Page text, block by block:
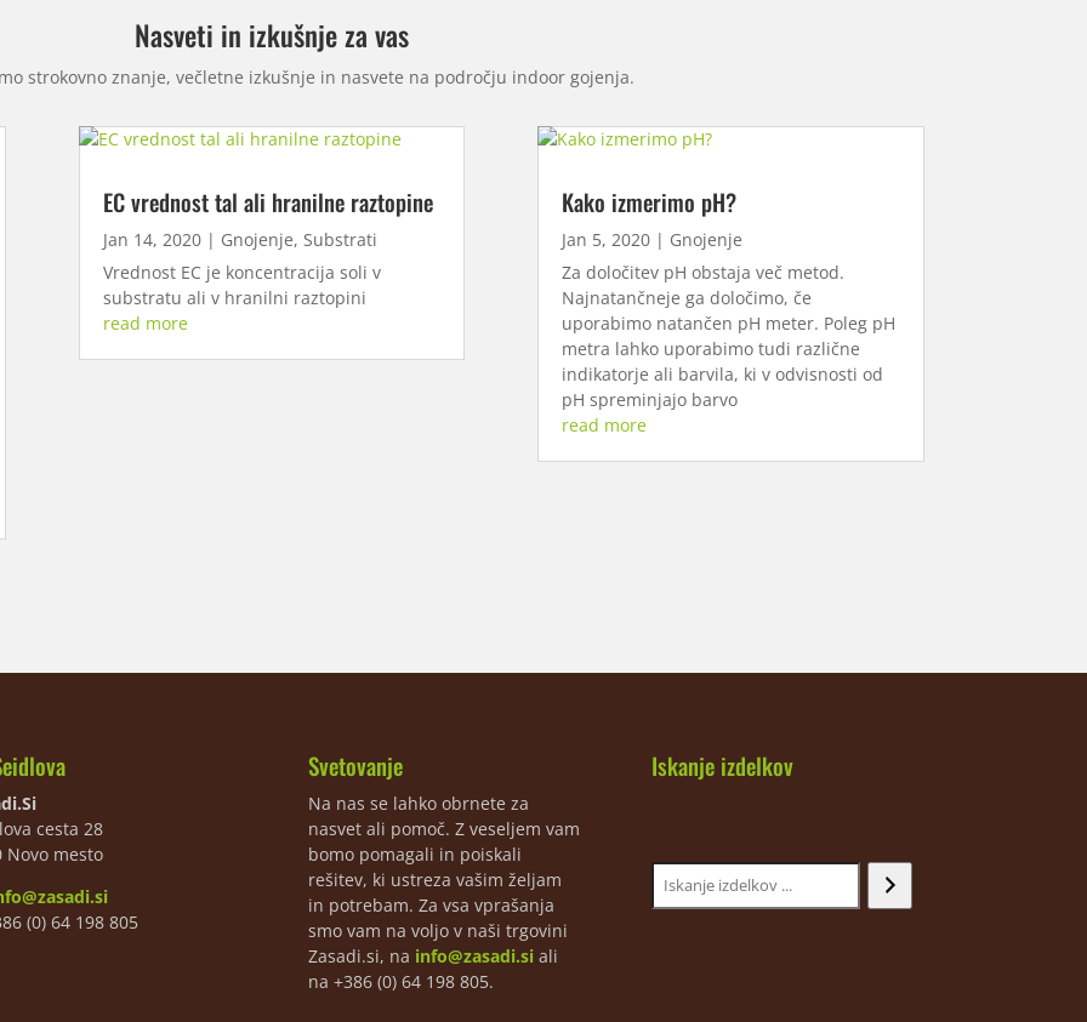
Nasveti in izkušnje za vas
strokovno znanje, večletne izkušnje in nasvete na področju indoor gojenja.
EC vrednost tal ali hranilne raztopine
Jan 14, 2020| Gnojenje, Substrati
Vrednost EC je koncentracija soli v
substratu ali v hranilni raztopini
read more
Kako izmerimo pH?
Jan 5, 2020| Gnojenje
Za določitev pH obstaja več metod.
Najnatančneje ga določimo, če
uporabimo natančen pH meter. Poleg pH
metra lahko uporabimo tudi različne
indikatorje ali barvila, ki v odvisnosti od
pH spreminjajo barvo
read more
cesta 28
Novo mesto
(0) 64 198 805
Svetovanje
Na nas se lahko obrnete za
nasvet ali pomoč. Z veseljem vam
bomo pomagali in poiskali
rešitev, ki ustreza vašim željam
in potrebam. Za vsa vprašanja
smo vam na voljo v naši trgovini
Zasadi.si, na info@zasadi.siali
na +386 (0) 64 198 805.
Iskanje izdelkov